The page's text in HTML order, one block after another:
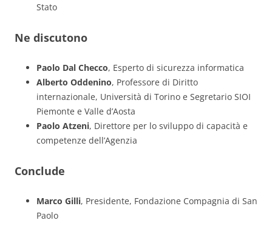
Stato
Ne discutono
Paolo Dal Checco, Esperto di sicurezza informatica
Alberto Oddenino, Professore di Diritto
internazionale, Università di Torino e Segretario SIOI
Piemonte e Valle d’Aosta
Paolo Atzeni, Direttore per lo sviluppo di capacità e
competenze dell’Agenzia
Conclude
Marco Gilli, Presidente, Fondazione Compagnia di San
Paolo